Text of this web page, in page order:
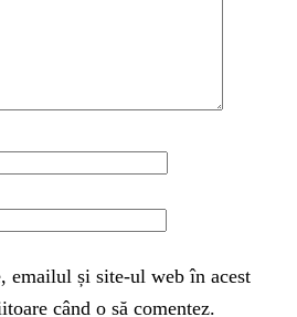
emailul și site-ul web în acest
când o să comentez.